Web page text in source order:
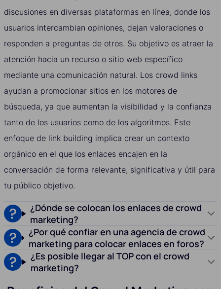
discusiones en diversas plataformas en línea, donde los
usuarios intercambian opiniones, dejan valoraciones o
responden a preguntas de otros. Su objetivo es atraer la
atención hacia un recurso o sitio web específico
mediante una comunicación natural. Los crowd links
ayudan a promocionar sitios en los motores de
búsqueda, ya que aumentan la visibilidad y la confianza
tanto de los usuarios como de los algoritmos. Este
enfoque de link building implica crear un contexto
orgánico en el que los enlaces encajen en la
conversación de forma relevante, significativa y útil para
tu público objetivo.
¿Dónde se colocan los enlaces de crowd
marketing?
¿Por qué confiar en una agencia de crowd
marketing para colocar enlaces en foros?
¿Es posible llegar al TOP con el crowd
marketing?